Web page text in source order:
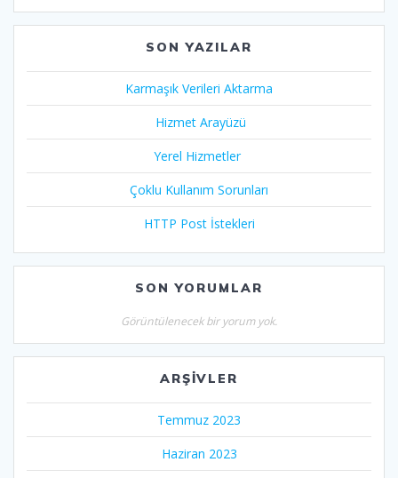
SON YAZILAR
Karmaşık Verileri Aktarma
Hizmet Arayüzü
Yerel Hizmetler
Çoklu Kullanım Sorunları
HTTP Post İstekleri
SON YORUMLAR
Görüntülenecek bir yorum yok.
ARŞIVLER
Temmuz 2023
Haziran 2023